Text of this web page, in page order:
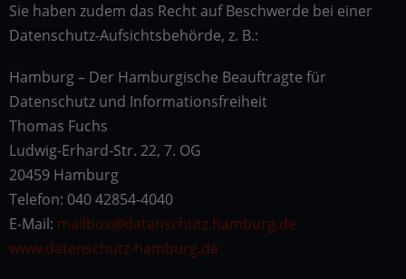
Sie haben zudem das Recht auf Beschwerde bei einer
Datenschutz-Aufsichtsbehörde, z. B.:
Hamburg – Der Hamburgische Beauftragte für
Datenschutz und Informationsfreiheit
Thomas Fuchs
Ludwig-Erhard-Str. 22, 7. OG
20459 Hamburg
Telefon: 040 42854-4040
E-Mail: mailbox@datenschutz.hamburg.de
www.datenschutz-hamburg.de